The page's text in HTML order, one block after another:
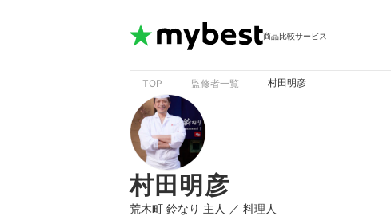
商品比較サービス
TOP 監修者一覧 村田明彦
村田明彦
荒木町 鈴なり 主人 ／ 料理人